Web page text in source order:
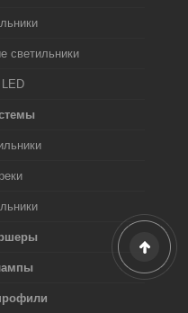
светильники